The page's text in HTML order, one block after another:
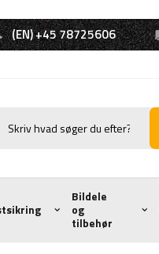
(EN) +45 78725606
Bildele
og
tilbehør